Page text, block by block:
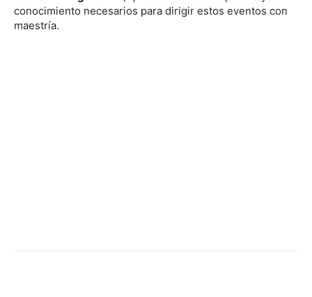
conocimiento necesarios para dirigir estos eventos con
maestría.